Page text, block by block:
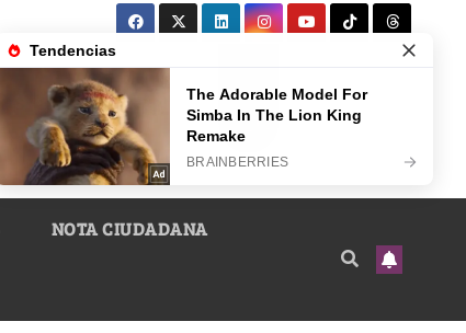
NOTA CIUDADANA